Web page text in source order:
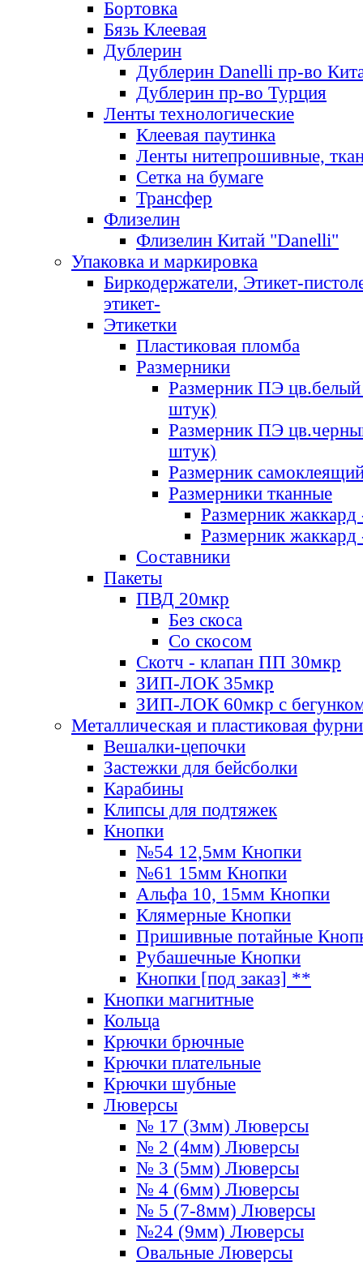
Бортовка
Бязь Клеевая
Дублерин
Дублерин Danelli пр-во
Дублерин пр-во Турция
Ленты технологические
Клеевая паутинка
Ленты нитепрошивные,
Сетка на бумаге
Трансфер
Флизелин
Флизелин Китай "Danelli"
Упаковка и маркировка
Биркодержатели, Этикет-
этикет-
Этикетки
Пластиковая пломба
Размерники
Размерник ПЭ цв.белый
штук)
Размерник ПЭ
штук)
Размерник
Размерники тканные
Размерник
Размерник
Составники
Пакеты
ПВД 20мкр
Без скоса
Со скосом
Скотч - клапан ПП 30мкр
ЗИП-ЛОК 35мкр
ЗИП-ЛОК 60мкр с
Металлическая и пластиковая
Вешалки-цепочки
Застежки для бейсболки
Карабины
Клипсы для подтяжек
Кнопки
№54 12,5мм Кнопки
№61 15мм Кнопки
Альфа 10, 15мм Кнопки
Клямерные Кнопки
Пришивные потайные
Рубашечные Кнопки
Кнопки [под заказ] **
Кнопки магнитные
Кольца
Крючки брючные
Крючки плательные
Крючки шубные
Люверсы
№ 17 (3мм) Люверсы
№ 2 (4мм) Люверсы
№ 3 (5мм) Люверсы
№ 4 (6мм) Люверсы
№ 5 (7-8мм) Люверсы
№24 (9мм) Люверсы
Овальные Люверсы